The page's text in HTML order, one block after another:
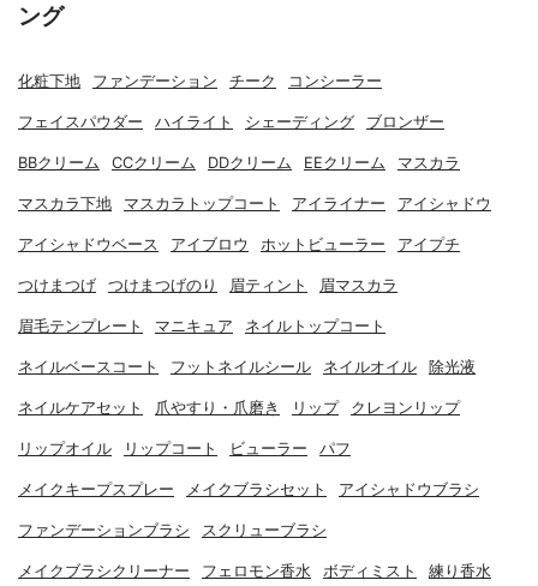
ング
化粧下地 ファンデーション チーク コンシーラー
フェイスパウダー ハイライト シェーディング ブロンザー
BBクリーム CCクリーム DDクリーム EEクリーム マスカラ
マスカラ下地 マスカラトップコート アイライナー アイシャドウ
アイシャドウベース アイブロウ ホットビューラー アイプチ
つけまつげ つけまつげのり 眉ティント 眉マスカラ
眉毛テンプレート マニキュア ネイルトップコート
ネイルベースコート フットネイルシール ネイルオイル 除光液
ネイルケアセット 爪やすり・爪磨き リップ クレヨンリップ
リップオイル リップコート ビューラー パフ
メイクキープスプレー メイクブラシセット アイシャドウブラシ
ファンデーションブラシ スクリューブラシ
メイクブラシクリーナー フェロモン香水 ボディミスト 練り香水